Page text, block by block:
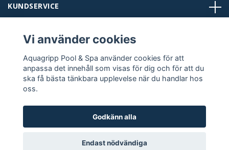
KUNDSERVICE
BUTIKER
KONTAKT
Vi använder cookies
Aquagripp Pool & Spa använder cookies för att
anpassa det innehåll som visas för dig och för att du
ska få bästa tänkbara upplevelse när du handlar hos
oss.
Godkänn alla
Endast nödvändiga